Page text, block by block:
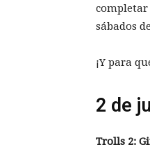
completar
sábados
¡Y para
2 de
Trolls 2: